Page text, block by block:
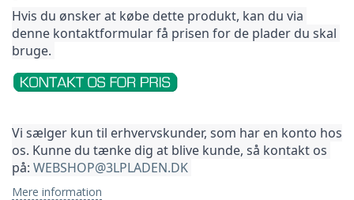
Hvis du ønsker at købe dette produkt, kan du via
denne kontaktformular få prisen for de plader du skal
bruge.
Vi sælger kun til erhvervskunder, som har en konto hos
os. Kunne du tænke dig at blive kunde, så kontakt os
på: WEBSHOP@3LPLADEN.DK
Mere information